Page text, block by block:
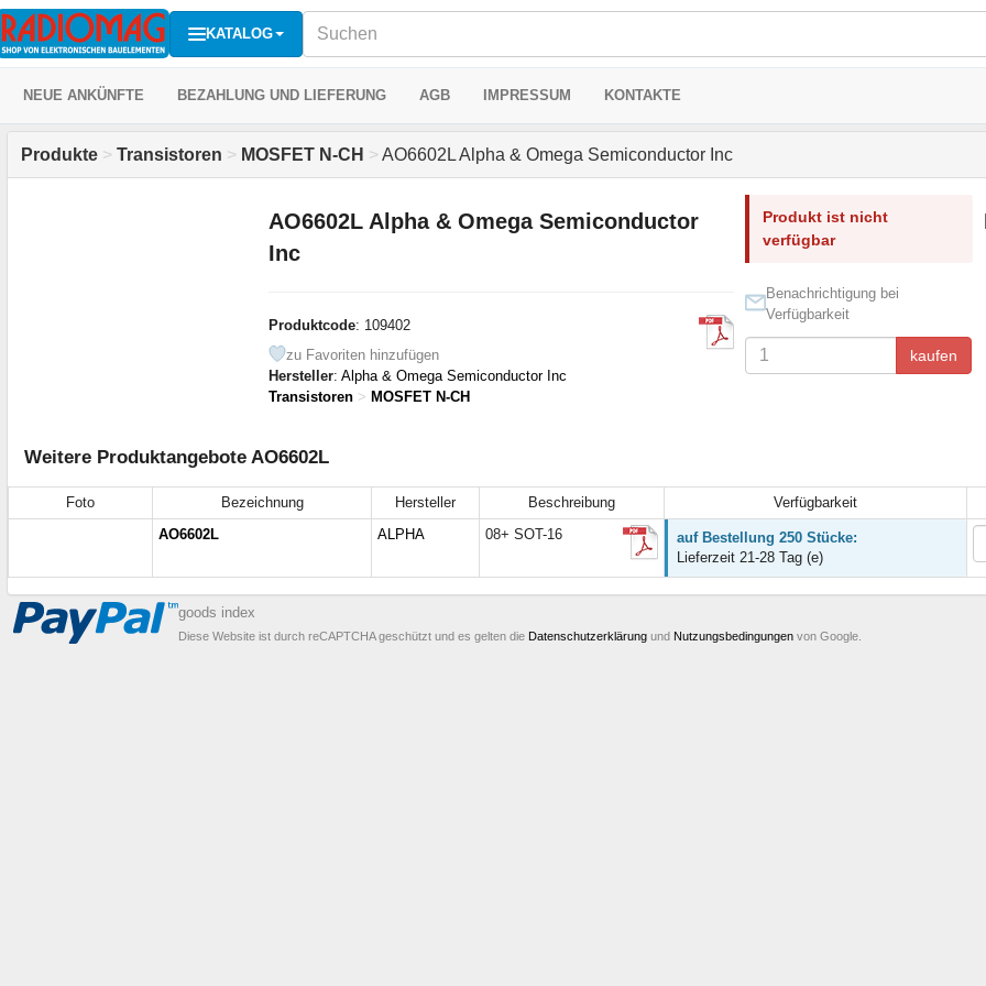
KATALOG
NEUE ANKÜNFTE BEZAHLUNG UND LIEFERUNG AGB IMPRESSUM KONTAKTE
Produkte > Transistoren > MOSFET N-CH > AO6602L Alpha & Omega Semiconductor Inc
AO6602L Alpha & Omega Semiconductor
Inc
Produktcode: 109402
zu Favoriten hinzufügen
Hersteller: Alpha & Omega Semiconductor Inc
Transistoren > MOSFET N-CH
Produkt ist nicht
verfügbar
Benachrichtigung bei
Verfügbarkeit
kaufen
Weitere Produktangebote AO6602L
Foto Bezeichnung Hersteller Beschreibung Verfügbarkeit
AO6602L
ALPHA 08+ SOT-16
auf Bestellung 250 Stücke:
Lieferzeit 21-28 Tag (e)
goods index
Diese Website ist durch reCAPTCHA geschützt und es gelten die Datenschutzerklärung und Nutzungsbedingungen von Google.